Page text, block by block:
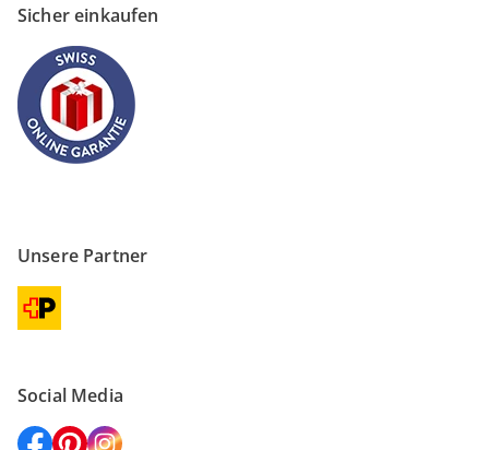
Sicher einkaufen
Unsere Partner
Social Media